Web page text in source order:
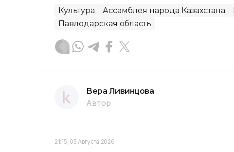
Культура Ассамблея народа Казахстана
Павлодарская область
Вера Ливинцова
Автор
21:15, 05 Августа 2026